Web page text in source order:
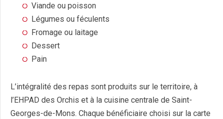
Viande ou poisson
Légumes ou féculents
Fromage ou laitage
Dessert
Pain
L’intégralité des repas sont produits sur le territoire, à
l’EHPAD des Orchis et à la cuisine centrale de Saint-
Georges-de-Mons. Chaque bénéficiaire choisi sur la carte